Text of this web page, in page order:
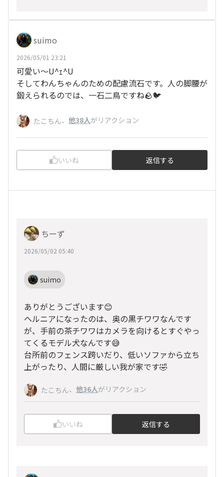
suimo
2026/05/01 23:21
可愛い〜U^ｪ^U
そしてわんちゃんのための配慮流石です。人の脚腰が
鍛えられるのでは、一石二鳥ですね🪨🐦️
たこちん、 他38人がリアクション
いいね 返信する
ちーず
2026/05/02 05:40
suimo
ありがとうございます😊
ヘルニアになったのは、奥の黒チワワなんです
が、手前の茶チワワはカメラを向けるとすぐやっ
てくるモデル犬なんです😅
台所前のフェンス跨いだり、低いソファから立ち
上がったり、人間に厳しい我が家です🤣
たこちん、 他36人がリアクション
いいね 返信する